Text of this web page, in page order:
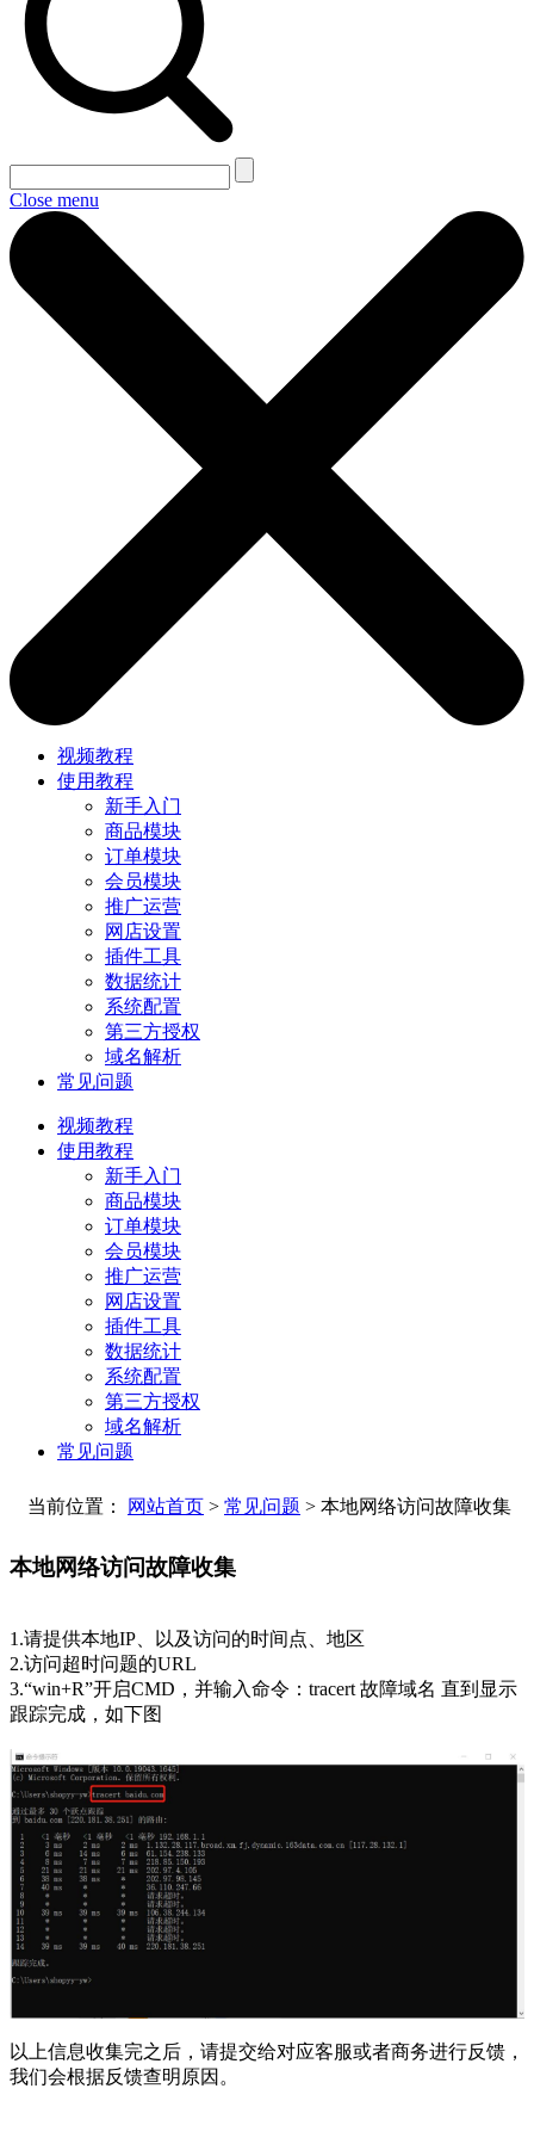
Close menu
视频教程
使用教程
新手入门
商品模块
订单模块
会员模块
推广运营
网店设置
插件工具
数据统计
系统配置
第三方授权
域名解析
常见问题
视频教程
使用教程
新手入门
商品模块
订单模块
会员模块
推广运营
网店设置
插件工具
数据统计
系统配置
第三方授权
域名解析
常见问题
当前位置： 网站首页 > 常见问题 > 本地网络访问故障收集
本地网络访问故障收集
1.请提供本地IP、以及访问的时间点、地区
2.访问超时问题的URL
3.“win+R”开启CMD，并输入命令：tracert 故障域名 直到显示
跟踪完成，如下图
以上信息收集完之后，请提交给对应客服或者商务进行反馈，
我们会根据反馈查明原因。